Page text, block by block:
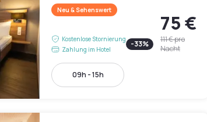
Neu & Sehenswert
Kostenlose Stornierung
Zahlung im Hotel
75 €
-33% 111 €pro
Nacht
09h - 15h